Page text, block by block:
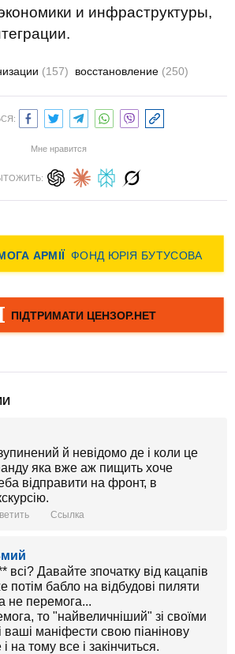
и инфраструктуры,
(157) восстановление (250)
Мне нравится
й невідомо де і коли це
яка вже аж пищить хоче
відправити на фронт, в
Ссылка
всі? Давайте зпочатку від кацапів
потім бабло на відбудові пиляти
не перемога...
то "найвеличніший" зі своїми
ваші маніфести свою піанінову
на тому все і закінчиться.